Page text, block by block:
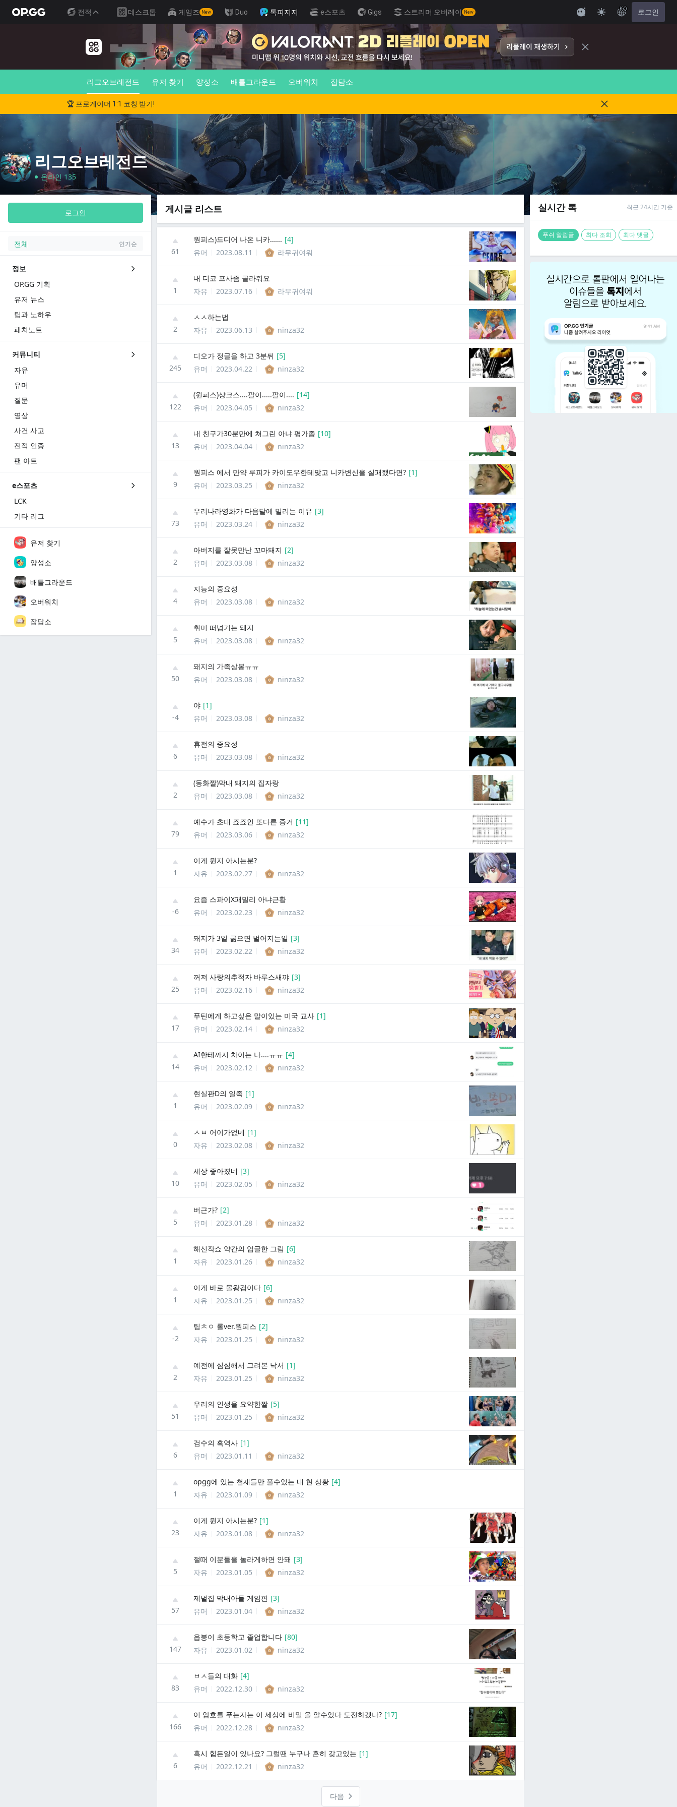
전적 데스크톱 게임즈 New Duo 톡피지지 e스포츠 Gigs 스트리머 오버레이 New
KO 로그인
리그오브레전드 유저 찾기 양성소 배틀그라운드 오버워치 잡담소
🏆 프로게이머 1:1 코칭 받기!
리그오브레전드
온라인 135
로그인
전체 인기순
정보
OP.GG 기획
유저 뉴스
팁과 노하우
패치노트
커뮤니티
자유
유머
질문
영상
사건 사고
전적 인증
팬 아트
e스포츠
LCK
기타 리그
유저 찾기
양성소
배틀그라운드
오버워치
잡담소
게시글 리스트
61
원피스)드디어 나온 니카...... [4]
유머
2023.08.11 라무귀여워
1
내 디코 프사좀 골라줘요
자유
2023.07.16 라무귀여워
2
ㅅㅅ하는법
자유
2023.06.13 ninza32
245
디오가 정글을 하고 3분뒤 [5]
유머
2023.04.22 ninza32
122
(원피스)샹크스....팔이.....팔이.... [14]
유머
2023.04.05 ninza32
13
내 친구가30분만에 쳐그린 아냐 평가좀 [10]
유머
2023.04.04 ninza32
9
원피스 에서 만약 루피가 카이도우한테맞고 니카변신을 실패했다면? [1]
유머
2023.03.25 ninza32
73
우리나라영화가 다음달에 밀리는 이유 [3]
유머
2023.03.24 ninza32
2
아버지를 잘못만난 꼬마돼지 [2]
유머
2023.03.08 ninza32
4
지능의 중요성
유머
2023.03.08 ninza32
5
취미 떠넘기는 돼지
유머
2023.03.08 ninza32
50
돼지의 가족상봉ㅠㅠ
유머
2023.03.08 ninza32
-4
야 [1]
유머
2023.03.08 ninza32
6
휴전의 중요성
유머
2023.03.08 ninza32
2
(동화짤)막내 돼지의 집자랑
유머
2023.03.08 ninza32
79
예수가 초대 죠죠인 또다른 증거 [11]
유머
2023.03.06 ninza32
1
이게 뭔지 아시는분?
자유
2023.02.27 ninza32
-6
요즘 스파이X패밀리 아냐근황
유머
2023.02.23 ninza32
34
돼지가 3일 굶으면 벌어지는일 [3]
유머
2023.02.22 ninza32
25
꺼져 사랑의추적자 바루스새꺄 [3]
유머
2023.02.16 ninza32
17
푸틴에게 하고싶은 말이있는 미국 교사 [1]
유머
2023.02.14 ninza32
14
AI한테까지 차이는 나....ㅠㅠ [4]
유머
2023.02.12 ninza32
1
현실판D의 일족 [1]
유머
2023.02.09 ninza32
0
ㅅㅂ 어이가없네 [1]
자유
2023.02.08 ninza32
10
세상 좋아졌네 [3]
유머
2023.02.05 ninza32
5
버근가? [2]
유머
2023.01.28 ninza32
1
해신작쇼 약간의 업글한 그림 [6]
자유
2023.01.26 ninza32
1
이게 바로 몰왕검이다 [6]
자유
2023.01.25 ninza32
-2
팀ㅊㅇ 롤ver.원피스 [2]
자유
2023.01.25 ninza32
2
예전에 심심해서 그려본 낙서 [1]
자유
2023.01.25 ninza32
51
우리의 인생을 요약한짤 [5]
유머
2023.01.25 ninza32
6
검수의 흑역사 [1]
유머
2023.01.11 ninza32
1
opgg에 있는 천재들만 풀수있는 내 현 상황 [4]
자유
2023.01.09 ninza32
23
이게 뭔지 아시는분? [1]
자유
2023.01.08 ninza32
5
절때 이분들을 놀라게하면 안돼 [3]
자유
2023.01.05 ninza32
57
제벌집 막내아들 게임판 [3]
유머
2023.01.04 ninza32
147
옵붕이 초등학교 졸업합니다 [80]
자유
2023.01.02 ninza32
83
ㅂㅅ들의 대화 [4]
유머
2022.12.30 ninza32
166
이 암호를 푸는자는 이 세상에 비밀 을 알수있다 도전하겠나? [17]
유머
2022.12.28 ninza32
6
혹시 힘든일이 있나요? 그럴땐 누구나 흔히 갖고있는 [1]
유머
2022.12.21 ninza32
다음
실시간 톡 최근 24시간 기준
푸쉬 알림글 최다 조회 최다 댓글